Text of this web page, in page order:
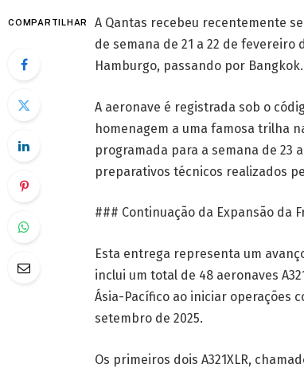
COMPARTILHAR
A Qantas recebeu recentemente
de semana de 21 a 22 de
Hamburgo, passando por Bangkok.
A aeronave é registrada sob o
homenagem a uma famosa trilha
programada para a semana de 23
preparativos técnicos realizados
### Continuação da Expansão da
Esta entrega representa um
inclui um total de 48 aeronaves
Ásia-Pacífico ao iniciar operações
setembro de 2025.
Os primeiros dois A321XLR,